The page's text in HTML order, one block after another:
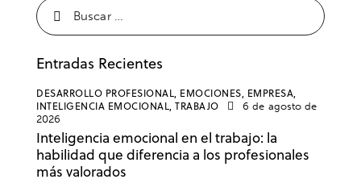
Entradas Recientes
DESARROLLO PROFESIONAL, EMOCIONES, EMPRESA,
INTELIGENCIA EMOCIONAL, TRABAJO
6 de agosto de
2026
Inteligencia emocional en el trabajo: la
habilidad que diferencia a los profesionales
más valorados